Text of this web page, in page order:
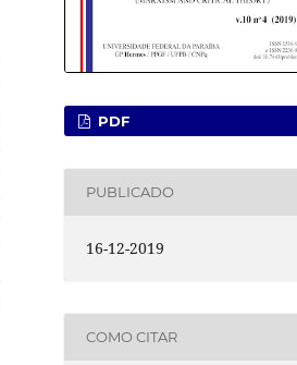
PDF
PUBLICADO
16-12-2019
COMO CITAR